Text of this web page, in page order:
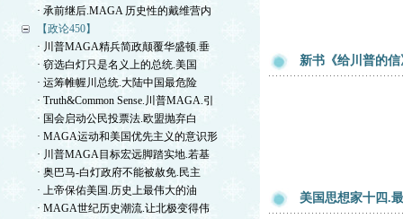
· 承前继后.MAGA 历史性的戴维营内
【政论450】
· 川普MAGA精兵简政颠覆华盛顿.垂
· 窃选白灯只是名义上的总统.美国
· 运筹帷幄川总统.大陆中国最危险
· Truth&Common Sense.川普MAGA.引
· 国会启动公民投票法.欧盟抛弃白
· MAGA运动和美国优先主义的意识形
· 川普MAGA目标宏远脚踏实地.若基
· 奥巴马-白灯政府不能被赦免.民主
· 上帝保佑美国.历史上最伟大的油
· MAGA世纪历史潮流.让北极变得伟
新书《给川普的
美国思想家十四.